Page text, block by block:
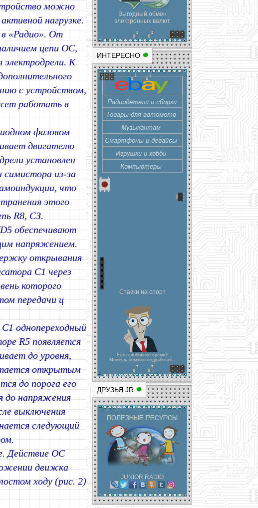
Выгодный обмен
электронных валют
ИНТЕРЕСНО
Ставки на спорт
Есть свободное время?
Можешь немного подработать.
ДРУЗЬЯ JR
JUNIOR RADIO
можно
нагрузке.
в «Радио». От
цепи ОС,
электродрели. К
с устройством,
работать в
фазовом
двигателю
установлен
симистора из-за
что
этого
R8, СЗ.
обеспечивают
напряжением.
открывания
С1 через
которого
передачи ц
однопереходный
R5 появляется
до уровня,
открытым
до порога его
до напряжения
выключения
следующий
Действие ОС
движка
ходу (рис. 2)